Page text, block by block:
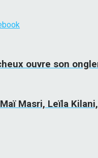
ouvre son
Masri, Leïla